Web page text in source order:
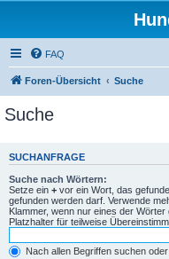
FAQ
Foren-Übersicht Suche
Suche
SUCHANFRAGE
Suche nach Wörtern:
Setze ein + vor ein Wort, das
gefunden werden darf. Verwende
Klammer, wenn nur eines der
Platzhalter für teilweise
Nach allen Begriffen suchen